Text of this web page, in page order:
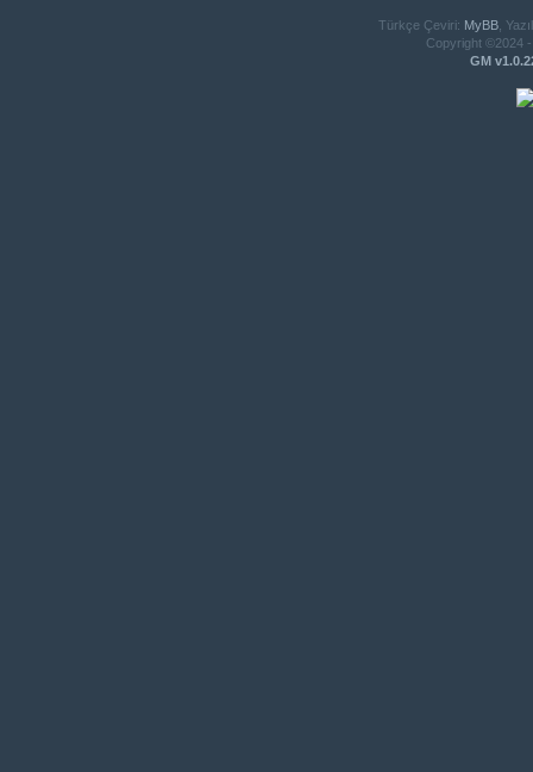
Türkçe Çeviri: MyBB ,
Copyright ©2024
GM